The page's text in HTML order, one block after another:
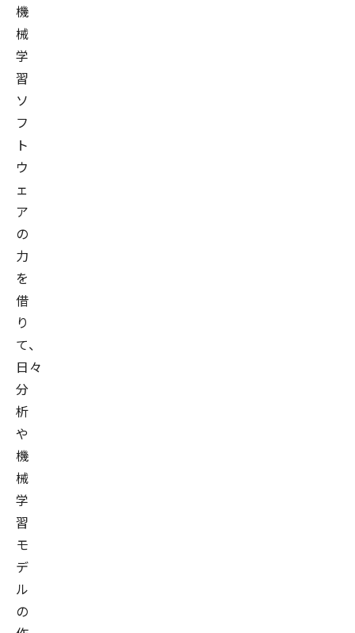
機
械
学
習
ソ
フ
ト
ウ
ェ
ア
の
力
を
借
り
て、
日々
分
析
や
機
械
学
習
モ
デ
ル
の